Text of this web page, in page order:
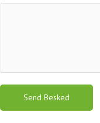
Send Besked